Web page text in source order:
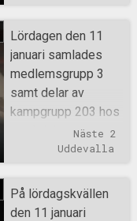
Lördagen den 11
januari samlades
medlemsgrupp 3
samt delar av
kampgrupp 203 hos
Uddevalla för att
propaganda.
Spraymallar skars ur
Näste 2
Uddevalla
På lördagskvällen
den 11 januari